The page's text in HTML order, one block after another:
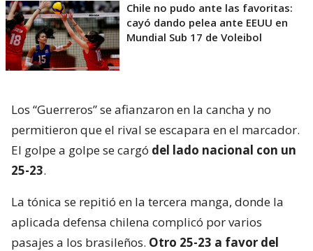
Chile no pudo ante las favoritas:
cayó dando pelea ante EEUU en
Mundial Sub 17 de Voleibol
Los “Guerreros” se afianzaron en la cancha y no
permitieron que el rival se escapara en el marcador.
El golpe a golpe se cargó del lado nacional con un
25-23.
La tónica se repitió en la tercera manga, donde la
aplicada defensa chilena complicó por varios
pasajes a los brasileños. Otro 25-23 a favor del